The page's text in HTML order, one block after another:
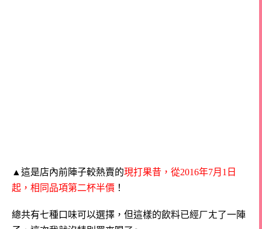
▲這是店內前陣子較熱賣的現打果昔，從2016年7月1日
起，相同品項第二杯半價 ！
總共有七種口味可以選擇，但這樣的飲料已經ㄏㄤ了一陣